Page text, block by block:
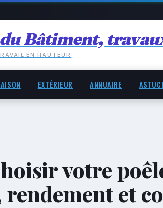
du Bâtiment,
EN HAUTEUR
EXTÉRIEUR ANNUAIRE
votre
rendement et